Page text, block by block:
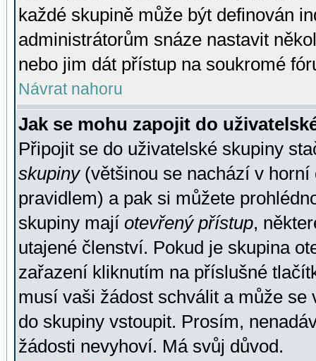
každé skupině může být definován
administrátorům snáze nastavit
nebo jim dát přístup na soukromé
Návrat nahoru
Jak se mohu zapojit do
Připojit se do uživatelské skupiny
skupiny(většinou se nachází v horní
pravidlem) a pak si můžete
skupiny mají otevřený přístup,
utajené členství. Pokud je skupina
zařazení kliknutím na příslušné
musí vaši žádost schválit a může se
do skupiny vstoupit. Prosím,
žádosti nevyhoví. Má svůj důvod.